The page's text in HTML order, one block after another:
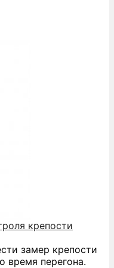
крепости
замер крепости
время перегона.